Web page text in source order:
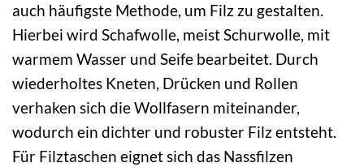
auch häufigste Methode, um Filz zu gestalten.
Hierbei wird Schafwolle, meist Schurwolle, mit
warmem Wasser und Seife bearbeitet. Durch
wiederholtes Kneten, Drücken und Rollen
verhaken sich die Wollfasern miteinander,
wodurch ein dichter und robuster Filz entsteht.
Für Filztaschen eignet sich das Nassfilzen